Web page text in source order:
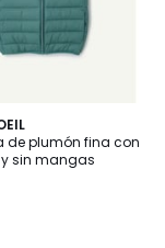
de plumón fina con
sin mangas